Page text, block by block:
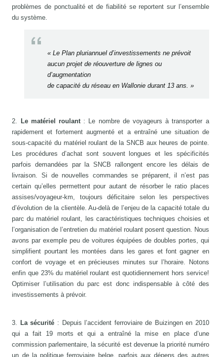
problèmes de ponctualité et de fiabilité se reportent sur l’ensemble
du système.
« Le Plan pluriannuel d’investissements ne prévoit
aucun projet de réouverture de lignes ou
d’augmentation
de capacité du réseau en Wallonie durant 13 ans. »
2. Le matériel roulant : Le nombre de voyageurs à transporter a
rapidement et fortement augmenté et a entraîné une situation de
sous-capacité du matériel roulant de la SNCB aux heures de pointe.
Les procédures d’achat sont souvent longues et les spécificités
parfois demandées par la SNCB rallongent encore les délais de
livraison. Si de nouvelles commandes se préparent, il n’est pas
certain qu’elles permettent pour autant de résorber le ratio places
assises/voyageur-km, toujours déficitaire selon les perspectives
d’évolution de la clientèle. Au-delà de l’enjeu de la capacité totale du
parc du matériel roulant, les caractéristiques techniques choisies et
l’organisation de l’entretien du matériel roulant posent question. Nous
avons par exemple peu de voitures équipées de doubles portes, qui
simplifient pourtant les montées dans les gares et font gagner en
confort de voyage et en précieuses minutes sur l’horaire. Notons
enfin que 23% du matériel roulant est quotidiennement hors service!
Optimiser l’utilisation du parc est donc indispensable à côté des
investissements à prévoir.
3. La sécurité : Depuis l’accident ferroviaire de Buizingen en 2010
qui a fait 19 morts et qui a entraîné la mise en place d’une
commission parlementaire, la sécurité est devenue la priorité numéro
un de la politique ferroviaire belge, parfois aux dépens des autres